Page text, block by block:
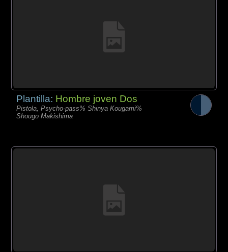
Plantilla: Hombre joven Dos
Pistola, Psycho-pass% Shinya Kougami%
Shougo Makishima